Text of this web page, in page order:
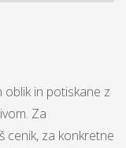
in potiskane z
Za
cenik, za konkretne